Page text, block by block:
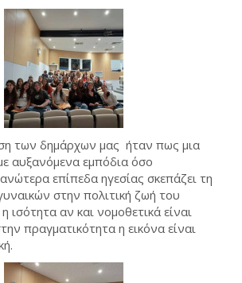
των δημάρχων μας ήταν πως μια
αυξανόμενα εμπόδια όσο
επίπεδα ηγεσίας σκεπάζει τη
στην πολιτική ζωή του
ισότητα αν και νομοθετικά είναι
πραγματικότητα η εικόνα είναι